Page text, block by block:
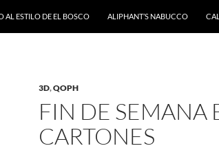
AL ESTILO DE EL BOSCO ALIPHANT’S NABUCCO
3D,QOPH
FIN DE SEMANA
CARTONES